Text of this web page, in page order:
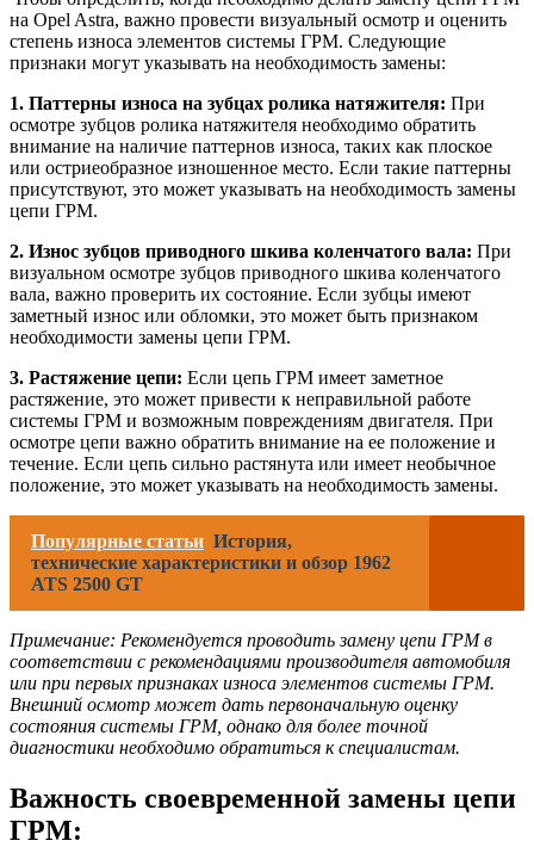
на Opel Astra, важно провести визуальный осмотр и оценить
степень износа элементов системы ГРМ. Следующие
признаки могут указывать на необходимость замены:
1. Паттерны износа на зубцах ролика натяжителя: При
осмотре зубцов ролика натяжителя необходимо обратить
внимание на наличие паттернов износа, таких как плоское
или остриеобразное изношенное место. Если такие паттерны
присутствуют, это может указывать на необходимость замены
цепи ГРМ.
2. Износ зубцов приводного шкива коленчатого вала: При
визуальном осмотре зубцов приводного шкива коленчатого
вала, важно проверить их состояние. Если зубцы имеют
заметный износ или обломки, это может быть признаком
необходимости замены цепи ГРМ.
3. Растяжение цепи: Если цепь ГРМ имеет заметное
растяжение, это может привести к неправильной работе
системы ГРМ и возможным повреждениям двигателя. При
осмотре цепи важно обратить внимание на ее положение и
течение. Если цепь сильно растянута или имеет необычное
положение, это может указывать на необходимость замены.
Популярные статьи История,
технические характеристики и обзор 1962
ATS 2500 GT
Примечание: Рекомендуется проводить замену цепи ГРМ в
соответствии с рекомендациями производителя автомобиля
или при первых признаках износа элементов системы ГРМ.
Внешний осмотр может дать первоначальную оценку
состояния системы ГРМ, однако для более точной
диагностики необходимо обратиться к специалистам.
Важность своевременной замены цепи
ГРМ: